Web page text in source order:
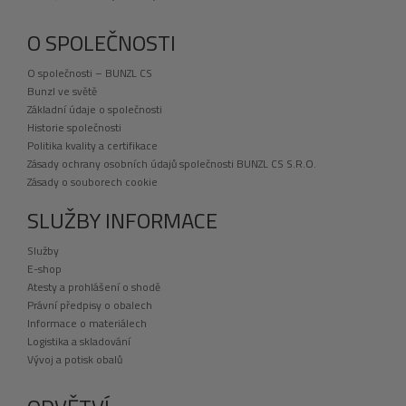
O SPOLEČNOSTI
O společnosti – BUNZL CS
Bunzl ve světě
Základní údaje o společnosti
Historie společnosti
Politika kvality a certifikace
Zásady ochrany osobních údajů společnosti BUNZL CS S.R.O.
Zásady o souborech cookie
SLUŽBY INFORMACE
Služby
E-shop
Atesty a prohlášení o shodě
Právní předpisy o obalech
Informace o materiálech
Logistika a skladování
Vývoj a potisk obalů